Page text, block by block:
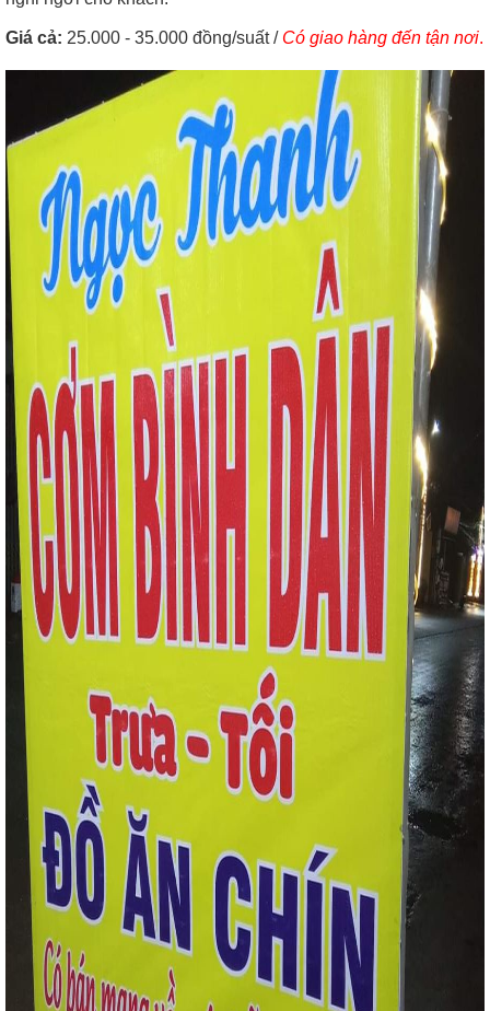
Giá cả: 25.000 - 35.000 đồng/suất / Có giao hàng đến tận nơi.